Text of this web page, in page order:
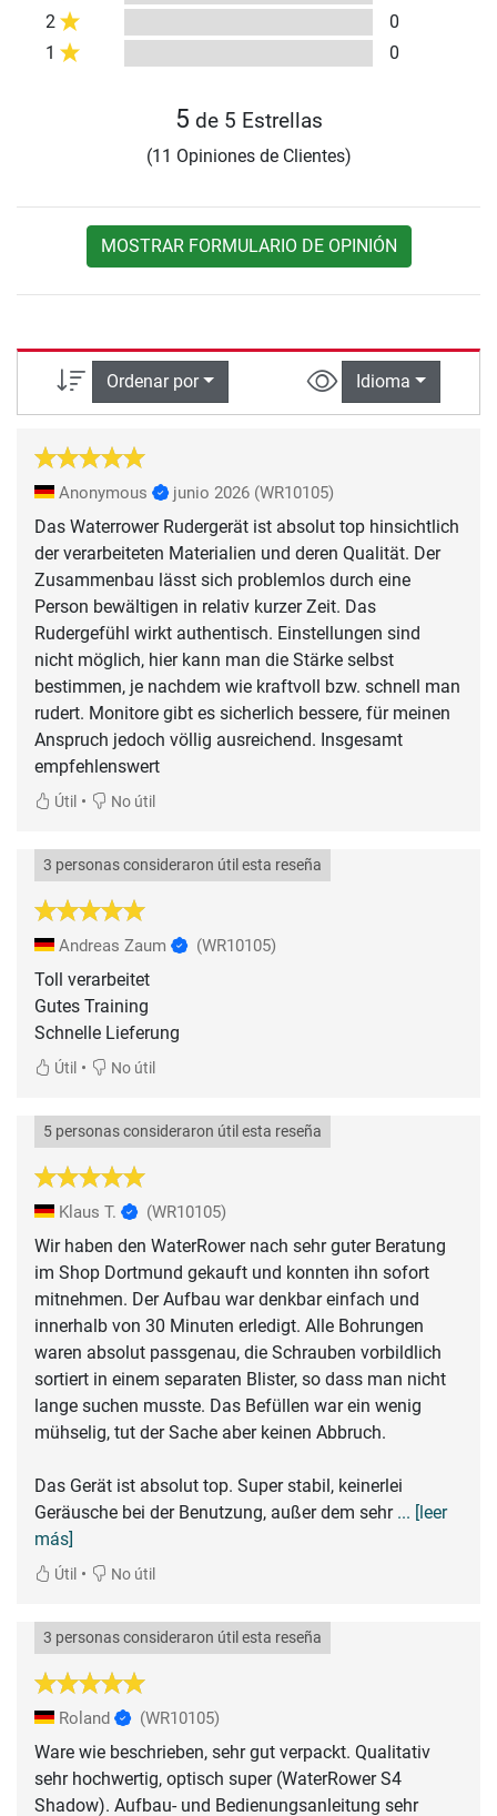
2
0
1
0
5 de 5 Estrellas
(11 Opiniones de Clientes)
MOSTRAR FORMULARIO DE OPINIÓN
Ordenar por Idioma
Anonymous junio 2026 (WR10105)
Das Waterrower Rudergerät ist absolut top hinsichtlich
der verarbeiteten Materialien und deren Qualität. Der
Zusammenbau lässt sich problemlos durch eine
Person bewältigen in relativ kurzer Zeit. Das
Rudergefühl wirkt authentisch. Einstellungen sind
nicht möglich, hier kann man die Stärke selbst
bestimmen, je nachdem wie kraftvoll bzw. schnell man
rudert. Monitore gibt es sicherlich bessere, für meinen
Anspruch jedoch völlig ausreichend. Insgesamt
empfehlenswert
Útil • No útil
3 personas consideraron útil esta reseña
Andreas Zaum (WR10105)
Toll verarbeitet
Gutes Training
Schnelle Lieferung
Útil • No útil
5 personas consideraron útil esta reseña
Klaus T. (WR10105)
Wir haben den WaterRower nach sehr guter Beratung
im Shop Dortmund gekauft und konnten ihn sofort
mitnehmen. Der Aufbau war denkbar einfach und
innerhalb von 30 Minuten erledigt. Alle Bohrungen
waren absolut passgenau, die Schrauben vorbildlich
sortiert in einem separaten Blister, so dass man nicht
lange suchen musste. Das Befüllen war ein wenig
mühselig, tut der Sache aber keinen Abbruch.
Das Gerät ist absolut top. Super stabil, keinerlei
Geräusche bei der Benutzung, außer dem sehr ... [leer
más]
Útil • No útil
3 personas consideraron útil esta reseña
Roland (WR10105)
Ware wie beschrieben, sehr gut verpackt. Qualitativ
sehr hochwertig, optisch super (WaterRower S4
Shadow). Aufbau- und Bedienungsanleitung sehr